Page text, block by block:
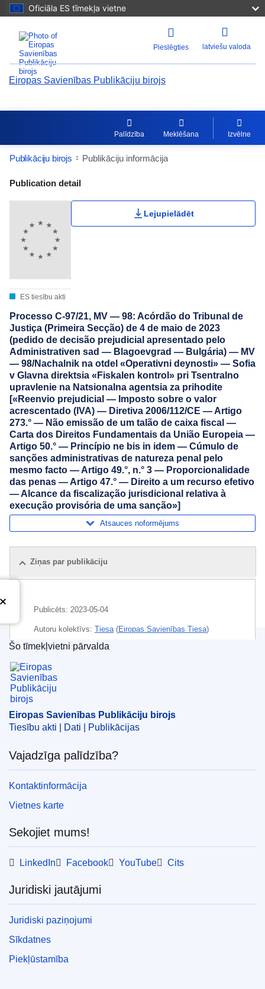
Oficiāla ES tīmekļa vietne
Pieslēgties latviešu valoda
Eiropas Savienības Publikāciju birojs
Palīdzība Meklēšana Izvēlne
Publikāciju birojs Publikāciju informācija
Publication Detail Actions Portlet
Publication detail
ES tiesību akti
Lejupielādēt
Processo C-97/21, MV — 98: Acórdão do Tribunal de
Justiça (Primeira Secção) de 4 de maio de 2023
(pedido de decisão prejudicial apresentado pelo
Administrativen sad — Blagoevgrad — Bulgária) — MV
— 98/Nachalnik na otdel «Operativni deynosti» — Sofia
v Glavna direktsia «Fiskalen kontrol» pri Tsentralno
upravlenie na Natsionalna agentsia za prihodite
[«Reenvio prejudicial — Imposto sobre o valor
acrescentado (IVA) — Diretiva 2006/112/CE — Artigo
273.° — Não emissão de um talão de caixa fiscal —
Carta dos Direitos Fundamentais da União Europeia —
Artigo 50.° — Princípio ne bis in idem — Cúmulo de
sanções administrativas de natureza penal pelo
mesmo facto — Artigo 49.°, n.° 3 — Proporcionalidade
das penas — Artigo 47.° — Direito a um recurso efetivo
— Alcance da fiscalização jurisdicional relativa à
execução provisória de uma sanção»]
Atsauces noformējums
Ziņas par publikāciju
Publicēts: 2023-05-04
Autoru kolektīvs: Tiesa(Eiropas Savienības Tiesa)
izrakstīšana
jomā,
CELEX : 62021CA0097
IMMC : ARR-C-0097-2021
Eiropas Savienības Publikāciju birojs
Šo tīmekļvietni pārvalda
Eiropas Savienības Publikāciju birojs
Tiesību akti | Dati | Publikācijas
Vajadzīga palīdzība?
Kontaktinformācija
Vietnes karte
Sekojiet mums!
LinkedIn Facebook YouTube Cits
Juridiski jautājumi
Juridiski paziņojumi
Sīkdatnes
Piekļūstamība